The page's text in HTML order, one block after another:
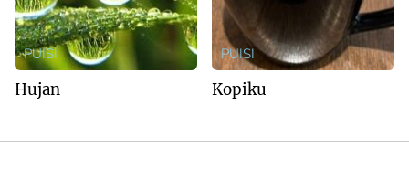
PUISI
Hujan
PUISI
Kopiku